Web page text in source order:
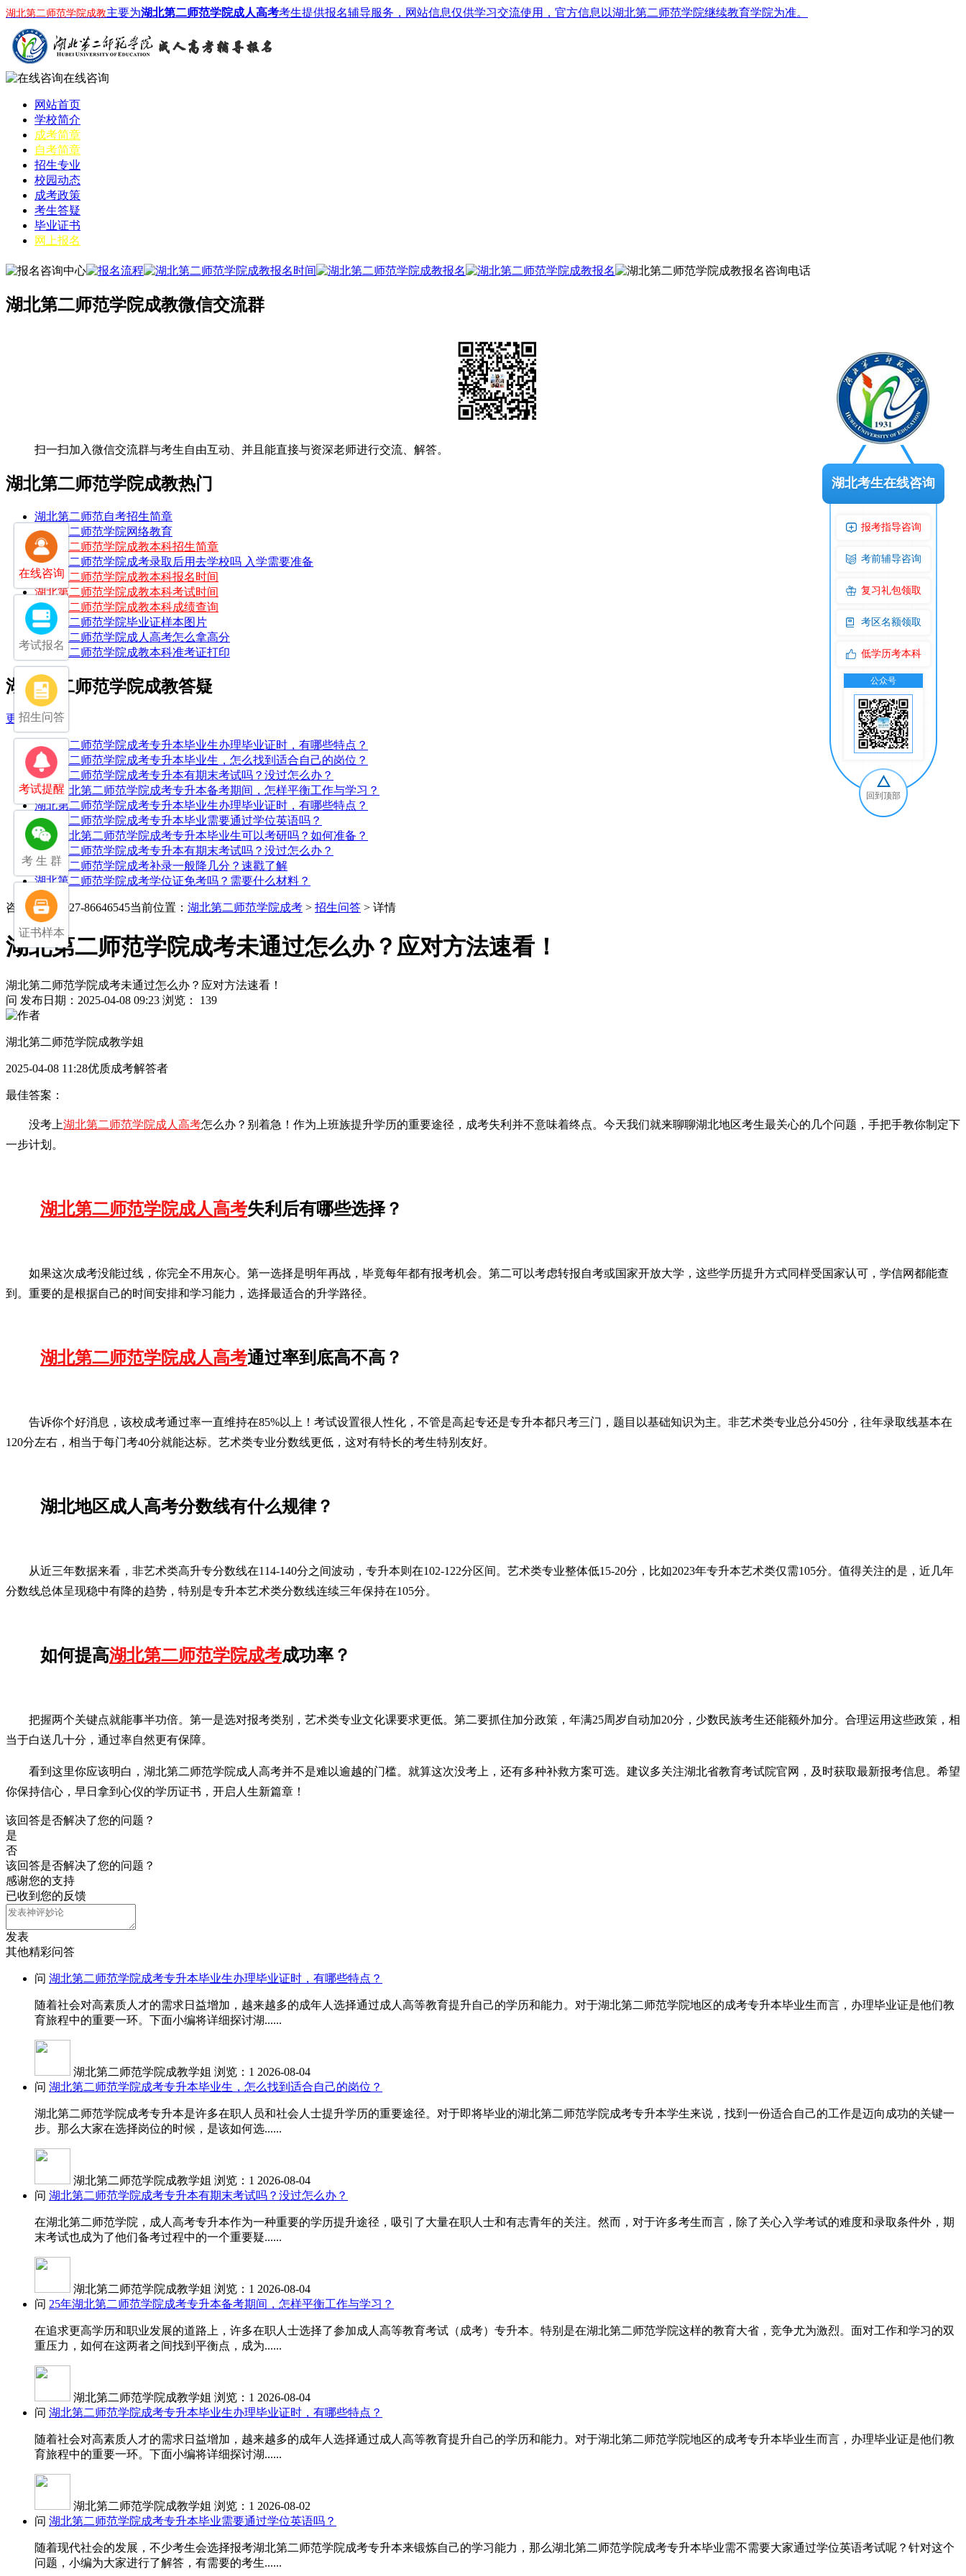
湖北第二师范学院成教主要为湖北第二师范学院成人高考考生提供报名辅导服务，网站信息仅供学习交流使用，官方信息以湖北第二师范学院继续教育学院为准。
在线咨询
网站首页
学校简介
成考简章
自考简章
招生专业
校园动态
成考政策
考生答疑
毕业证书
网上报名
湖北第二师范学院成教微信交流群
扫一扫加入微信交流群与考生自由互动、并且能直接与资深老师进行交流、解答。
湖北第二师范学院成教热门
湖北第二师范自考招生简章
湖北第二师范学院网络教育
湖北第二师范学院成教本科招生简章
湖北第二师范学院成考录取后用去学校吗 入学需要准备
湖北第二师范学院成教本科报名时间
湖北第二师范学院成教本科考试时间
湖北第二师范学院成教本科成绩查询
湖北第二师范学院毕业证样本图片
湖北第二师范学院成人高考怎么拿高分
湖北第二师范学院成教本科准考证打印
湖北第二师范学院成教答疑
更多
湖北第二师范学院成考专升本毕业生办理毕业证时，有哪些特点？
湖北第二师范学院成考专升本毕业生，怎么找到适合自己的岗位？
湖北第二师范学院成考专升本有期末考试吗？没过怎么办？
25年湖北第二师范学院成考专升本备考期间，怎样平衡工作与学习？
湖北第二师范学院成考专升本毕业生办理毕业证时，有哪些特点？
湖北第二师范学院成考专升本毕业需要通过学位英语吗？
25年湖北第二师范学院成考专升本毕业生可以考研吗？如何准备？
湖北第二师范学院成考专升本有期末考试吗？没过怎么办？
湖北第二师范学院成考补录一般降几分？速戳了解
湖北第二师范学院成考学位证免考吗？需要什么材料？
咨询电话：027-86646545当前位置： 湖北第二师范学院成考 > 招生问答 > 详情
湖北第二师范学院成考未通过怎么办？应对方法速看！
湖北第二师范学院成考未通过怎么办？应对方法速看！
问 发布日期：2025-04-08 09:23 浏览： 139
湖北第二师范学院成教学姐
2025-04-08 11:28优质成考解答者
最佳答案：
没考上湖北第二师范学院成人高考怎么办？别着急！作为上班族提升学历的重要途径，成考失利并不意味着终点。今天我们就来聊聊湖北地区考生最关心的几个问题，手把手教你制定下
一步计划。
湖北第二师范学院成人高考失利后有哪些选择？
如果这次成考没能过线，你完全不用灰心。第一选择是明年再战，毕竟每年都有报考机会。第二可以考虑转报自考或国家开放大学，这些学历提升方式同样受国家认可，学信网都能查
到。重要的是根据自己的时间安排和学习能力，选择最适合的升学路径。
湖北第二师范学院成人高考通过率到底高不高？
告诉你个好消息，该校成考通过率一直维持在85%以上！考试设置很人性化，不管是高起专还是专升本都只考三门，题目以基础知识为主。非艺术类专业总分450分，往年录取线基本在
120分左右，相当于每门考40分就能达标。艺术类专业分数线更低，这对有特长的考生特别友好。
湖北地区成人高考分数线有什么规律？
从近三年数据来看，非艺术类高升专分数线在114-140分之间波动，专升本则在102-122分区间。艺术类专业整体低15-20分，比如2023年专升本艺术类仅需105分。值得关注的是，近几年
分数线总体呈现稳中有降的趋势，特别是专升本艺术类分数线连续三年保持在105分。
如何提高湖北第二师范学院成考成功率？
把握两个关键点就能事半功倍。第一是选对报考类别，艺术类专业文化课要求更低。第二要抓住加分政策，年满25周岁自动加20分，少数民族考生还能额外加分。合理运用这些政策，相
当于白送几十分，通过率自然更有保障。
看到这里你应该明白，湖北第二师范学院成人高考并不是难以逾越的门槛。就算这次没考上，还有多种补救方案可选。建议多关注湖北省教育考试院官网，及时获取最新报考信息。希望
你保持信心，早日拿到心仪的学历证书，开启人生新篇章！
该回答是否解决了您的问题？
是
否
该回答是否解决了您的问题？
感谢您的支持
已收到您的反馈
发表
其他精彩问答
问 湖北第二师范学院成考专升本毕业生办理毕业证时，有哪些特点？
随着社会对高素质人才的需求日益增加，越来越多的成年人选择通过成人高等教育提升自己的学历和能力。对于湖北第二师范学院地区的成考专升本毕业生而言，办理毕业证是他们教
育旅程中的重要一环。下面小编将详细探讨湖......
湖北第二师范学院成教学姐 浏览：1 2026-08-04
问 湖北第二师范学院成考专升本毕业生，怎么找到适合自己的岗位？
湖北第二师范学院成考专升本是许多在职人员和社会人士提升学历的重要途径。对于即将毕业的湖北第二师范学院成考专升本学生来说，找到一份适合自己的工作是迈向成功的关键一
步。那么大家在选择岗位的时候，是该如何选......
湖北第二师范学院成教学姐 浏览：1 2026-08-04
问 湖北第二师范学院成考专升本有期末考试吗？没过怎么办？
在湖北第二师范学院，成人高考专升本作为一种重要的学历提升途径，吸引了大量在职人士和有志青年的关注。然而，对于许多考生而言，除了关心入学考试的难度和录取条件外，期
末考试也成为了他们备考过程中的一个重要疑......
湖北第二师范学院成教学姐 浏览：1 2026-08-04
问 25年湖北第二师范学院成考专升本备考期间，怎样平衡工作与学习？
在追求更高学历和职业发展的道路上，许多在职人士选择了参加成人高等教育考试（成考）专升本。特别是在湖北第二师范学院这样的教育大省，竞争尤为激烈。面对工作和学习的双
重压力，如何在这两者之间找到平衡点，成为......
湖北第二师范学院成教学姐 浏览：1 2026-08-04
问 湖北第二师范学院成考专升本毕业生办理毕业证时，有哪些特点？
随着社会对高素质人才的需求日益增加，越来越多的成年人选择通过成人高等教育提升自己的学历和能力。对于湖北第二师范学院地区的成考专升本毕业生而言，办理毕业证是他们教
育旅程中的重要一环。下面小编将详细探讨湖......
湖北第二师范学院成教学姐 浏览：1 2026-08-02
问 湖北第二师范学院成考专升本毕业需要通过学位英语吗？
随着现代社会的发展，不少考生会选择报考湖北第二师范学院成考专升本来锻炼自己的学习能力，那么湖北第二师范学院成考专升本毕业需不需要大家通过学位英语考试呢？针对这个
问题，小编为大家进行了解答，有需要的考生......
在线咨询
考试报名
招生问答
考试提醒
考 生 群
证书样本
湖北考生在线咨询
报考指导咨询
考前辅导咨询
复习礼包领取
考区名额领取
低学历考本科
公众号
回到顶部